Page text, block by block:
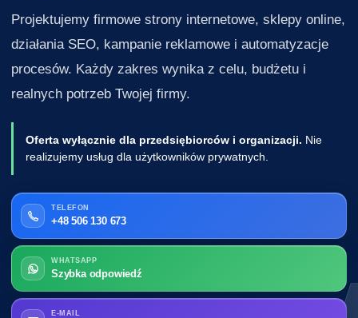
Projektujemy firmowe strony internetowe, sklepy online,
działania SEO, kampanie reklamowe i automatyzacje
procesów. Każdy zakres wynika z celu, budżetu i
realnych potrzeb Twojej firmy.
Oferta wyłącznie dla przedsiębiorców i organizacji. Nie
realizujemy usług dla użytkowników prywatnych.
TELEFON
+48 506 130 673
WHATSAPP
Szybka odpowiedź
E-MAIL